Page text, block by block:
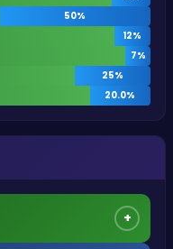
50%
12%
7%
25%
20.0%
+